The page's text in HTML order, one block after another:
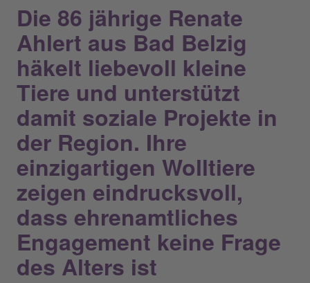
Die 86 jährige Renate
Ahlert aus Bad Belzig
häkelt liebevoll kleine
Tiere und unterstützt
damit soziale Projekte in
der Region. Ihre
einzigartigen Wolltiere
zeigen eindrucksvoll,
dass ehrenamtliches
Engagement keine Frage
des Alters ist